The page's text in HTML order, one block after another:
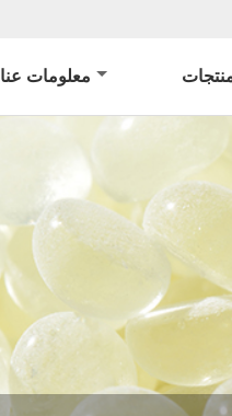
معلومات عنا